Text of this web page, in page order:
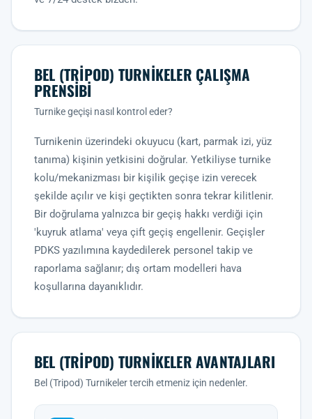
BEL (TRIPOD) TURNIKELER ÇALIŞMA
PRENSIBI
Turnike geçişi nasıl kontrol eder?
Turnikenin üzerindeki okuyucu (kart, parmak izi, yüz
tanıma) kişinin yetkisini doğrular. Yetkiliyse turnike
kolu/mekanizması bir kişilik geçişe izin verecek
şekilde açılır ve kişi geçtikten sonra tekrar kilitlenir.
Bir doğrulama yalnızca bir geçiş hakkı verdiği için
'kuyruk atlama' veya çift geçiş engellenir. Geçişler
PDKS yazılımına kaydedilerek personel takip ve
raporlama sağlanır; dış ortam modelleri hava
koşullarına dayanıklıdır.
BEL (TRIPOD) TURNIKELER AVANTAJLARI
Bel (Tripod) Turnikeler tercih etmeniz için nedenler.